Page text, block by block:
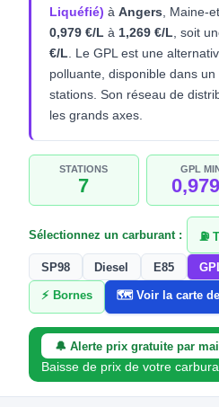
Liquéfié) à Angers, Maine-
0,979 €/L à 1,269 €/L, soit
€/L. Le GPL est une
polluante, disponible dans
stations. Son réseau de
les grands axes.
STATIONS
7
GPL
Sélectionnez un carburant : ⛽
SP98 Diesel E85
⚡ Bornes 🗺️ Voir la carte
🔔 Alerte prix gratuite par
Baisse de prix de votre